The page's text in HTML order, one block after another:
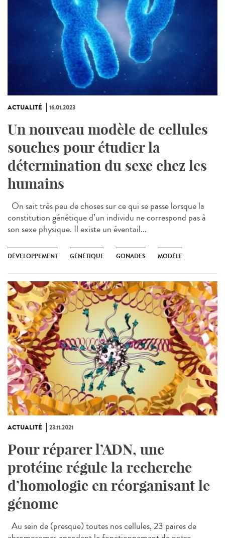
ACTUALITÉ 16.01.2023
Un nouveau modèle de cellules
souches pour étudier la
détermination du sexe chez les
humains
On sait très peu de choses sur ce qui se passe lorsque la
constitution génétique d’un individu ne correspond pas à
son sexe physique. Il existe un éventail...
DÉVELOPPEMENT GÉNÉTIQUE GONADES MODÈLE
ACTUALITÉ 23.11.2021
Pour réparer l’ADN, une
protéine régule la recherche
d’homologie en réorganisant le
génome
Au sein de (presque) toutes nos cellules, 23 paires de